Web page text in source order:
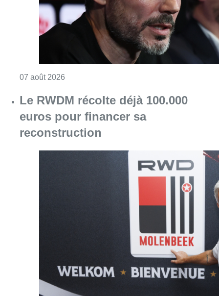
Consulter l'article "Le RWDM récolte déjà
Europa League : Anderlecht s’est
sorti du piège tendu par le PAOK
(0-1) au 3e tour qualificatif aller